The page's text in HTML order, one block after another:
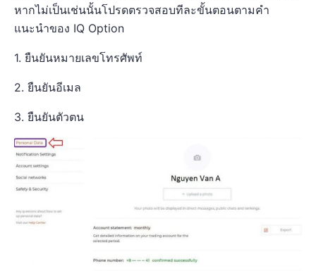
หากไม่เป็นเช่นนั้นโปรดตรวจสอบทีละขั้นตอนตามคำ
แนะนำของ IQ Option
1. ยืนยันหมายเลขโทรศัพท์
2. ยืนยันอีเมล
3. ยืนยันตัวตน